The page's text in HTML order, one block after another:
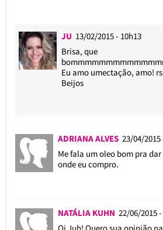
JU 13/02/2015 - 10h13
Brisa, que
Eu amo umectação, amo! rs
Beijos
ADRIANA ALVES 23/04/2015
Me fala um oleo bom pra
onde eu compro.
NATÁLIA KUHN 22/06/2015